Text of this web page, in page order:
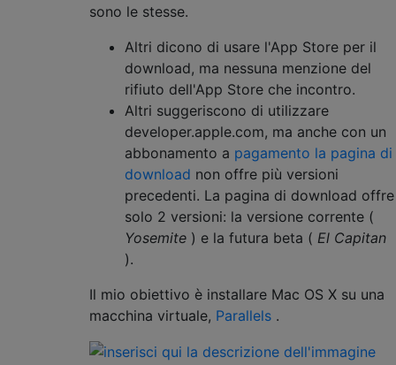
sono le stesse.
Altri dicono di usare l'App Store per il
download, ma nessuna menzione del
rifiuto dell'App Store che incontro.
Altri suggeriscono di utilizzare
developer.apple.com, ma anche con un
abbonamento a pagamento la pagina di
download non offre più versioni
precedenti. La pagina di download offre
solo 2 versioni: la versione corrente (
Yosemite ) e la futura beta ( El Capitan
).
Il mio obiettivo è installare Mac OS X su una
macchina virtuale, Parallels .